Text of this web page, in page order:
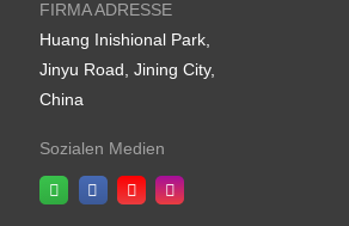
FIRMA ADRESSE
Huang Inishional Park,
Jinyu Road, Jining City,
China
Sozialen Medien